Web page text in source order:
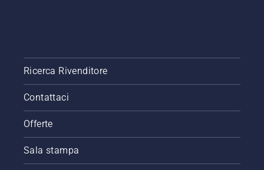
Ricerca Rivenditore
Contattaci
Offerte
Sala stampa